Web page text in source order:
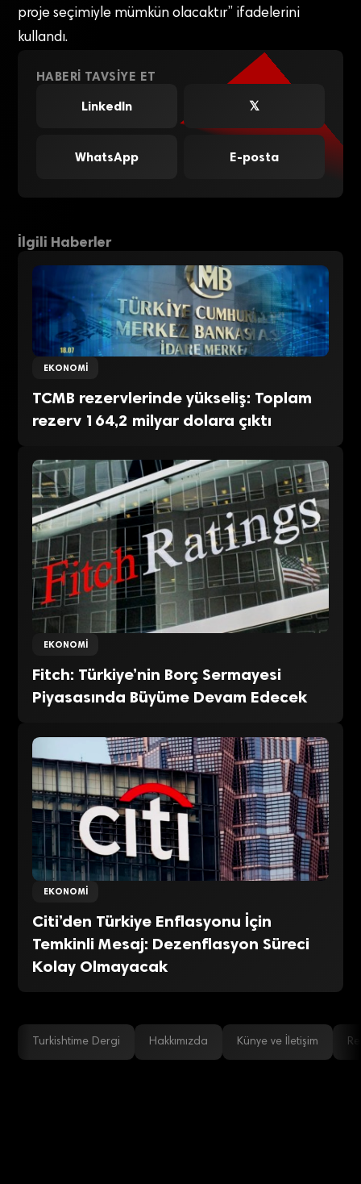
proje seçimiyle mümkün olacaktır” ifadelerini
kullandı.
HABERI TAVSIYE ET
LinkedIn
𝕏
WhatsApp E-posta
İlgili Haberler
EKONOMI
TCMB rezervlerinde yükseliş: Toplam
rezerv 164,2 milyar dolara çıktı
EKONOMI
Fitch: Türkiye’nin Borç Sermayesi
Piyasasında Büyüme Devam Edecek
EKONOMI
Citi’den Türkiye Enflasyonu İçin
Temkinli Mesaj: Dezenflasyon Süreci
Kolay Olmayacak
Turkishtime Dergi Hakkımızda Künye ve İletişim